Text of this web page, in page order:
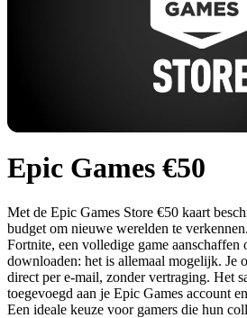
Epic Games €50
Met de Epic Games Store €50 kaart
budget om nieuwe werelden te
Fortnite, een volledige game aanschaffen
downloaden: het is allemaal mogelijk. Je
direct per e-mail, zonder vertraging. Het
toegevoegd aan je Epic Games account
Een ideale keuze voor gamers die hun